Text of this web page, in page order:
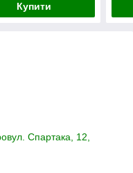
Купити
Спартака, 12,